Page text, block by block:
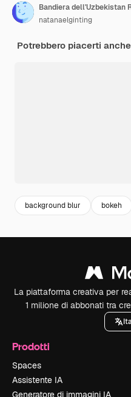
natanaelginting
Potrebbero piacerti
background blur bokeh
La piattaforma creativa per
1 milione di abbonati tra
Prodotti
Spaces
Assistente IA
Generatore di immagini IA